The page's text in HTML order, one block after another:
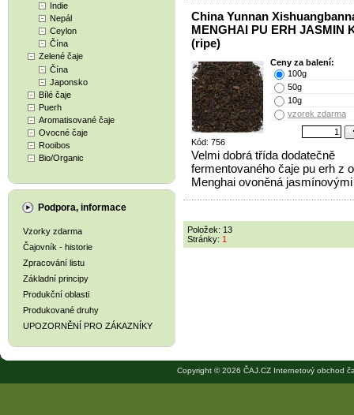
Indie
Nepál
Ceylon
Čína
Zelené čaje
Čína
Japonsko
Bílé čaje
Puerh
Aromatisované čaje
Ovocné čaje
Rooibos
Bio/Organic
Podpora, informace
Vzorky zdarma
Čajovník - historie
Zpracování listu
Základní principy
Produkční oblasti
Produkované druhy
UPOZORNĚNÍ PRO ZÁKAZNÍKY
China Yunnan
MENGHAI PU ERH JASMIN
(ripe)
Kód: 756
Ceny za balení:
100g
50g
10g
vzorek zdarma
Velmi dobrá třída dodatečně
fermentovaného čaje pu erh z
Menghai ovoněná
Položek: 13
Stránky: 1
Copyright © 2026 ČAJ.CZ Internetový obchod